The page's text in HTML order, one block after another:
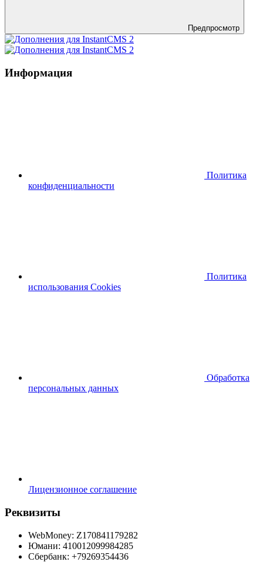
Предпросмотр
Информация
Политика
конфиденциальности
Политика
использования Cookies
Обработка
персональных данных
Лицензионное соглашение
Реквизиты
WebMoney: Z170841179282
Юмани: 410012099984285
Сбербанк: +79269354436